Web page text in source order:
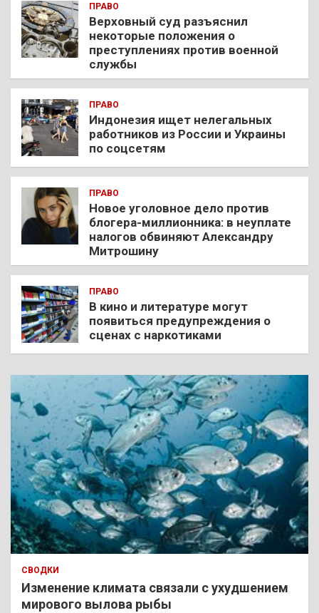
ПРАВО
Верховный суд разъяснил
некоторые положения о
преступлениях против военной
службы
ПРАВО
Индонезия ищет нелегальных
работников из России и Украины
по соцсетям
ПРАВО
Новое уголовное дело против
блогера-миллионника: в неуплате
налогов обвиняют Александру
Митрошину
ПРАВО
В кино и литературе могут
появиться предупреждения о
сценах с наркотиками
СВОДКИ
Изменение климата связали с ухудшением
мирового вылова рыбы